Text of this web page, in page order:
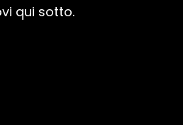
qui sotto.